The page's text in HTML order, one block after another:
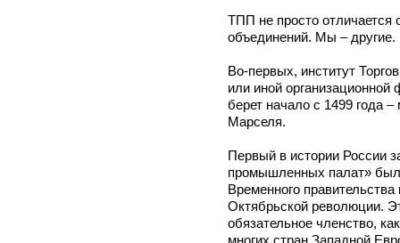
ТПП не просто отличается
объединений. Мы – другие.
Во-первых, институт
или иной
берет начало с 1499 года
Марселя.
Первый в истории России
промышленных палат»
Временного правительства
Октябрьской революции.
обязательное членство,